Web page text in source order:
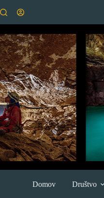
to
Domov Društvo